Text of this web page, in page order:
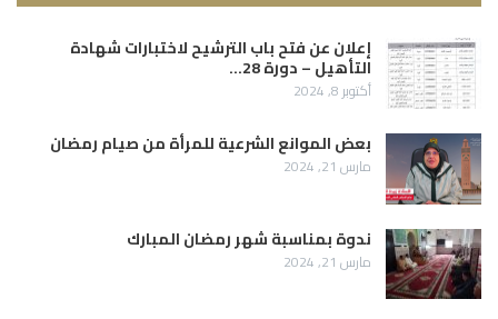
إعلان عن فتح باب الترشيح لاختبارات شهادة
التأهيل – دورة 28…
أكتوبر 8, 2024
بعض الموانع الشرعية للمرأة من صيام رمضان
مارس 21, 2024
ندوة بمناسبة شهر رمضان المبارك
مارس 21, 2024